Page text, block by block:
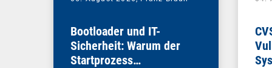
Bootloader und IT-
Sicherheit: Warum der
Startprozess